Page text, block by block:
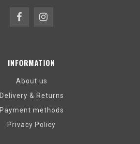
INFORMATION
About us
Delivery & Returns
Payment methods
Privacy Policy